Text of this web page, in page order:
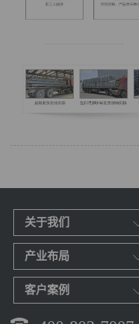
关于我们
产业布局
客户案例